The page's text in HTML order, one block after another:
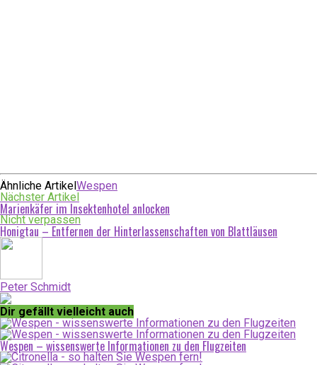
Ähnliche ArtikelWespen
Nächster Artikel
Marienkäfer im Insektenhotel anlocken
Nicht verpassen
Honigtau – Entfernen der Hinterlassenschaften von Blattläusen
Peter Schmidt
Dir gefällt vielleicht auch
Wespen – wissenswerte Informationen zu den Flugzeiten